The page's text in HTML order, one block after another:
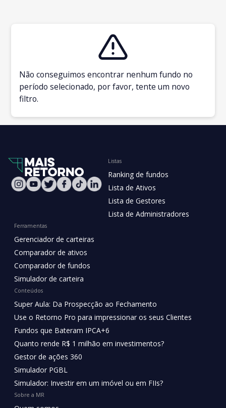
Não conseguimos encontrar nenhum fundo no
período selecionado, por favor, tente um novo
filtro.
Listas
Ranking de fundos
Lista de Ativos
Lista de Gestores
Lista de Administradores
Ferramentas
Gerenciador de carteiras
Comparador de ativos
Comparador de fundos
Simulador de carteira
Conteúdos
Super Aula: Da Prospecção ao Fechamento
Use o Retorno Pro para impressionar os seus Clientes
Fundos que Bateram IPCA+6
Quanto rende R$ 1 milhão em investimentos?
Gestor de ações 360
Simulador PGBL
Simulador: Investir em um imóvel ou em FIIs?
Sobre a MR